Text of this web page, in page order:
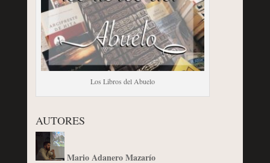
Los Libros del Abuelo
AUTORES
Mario Adanero Mazarío